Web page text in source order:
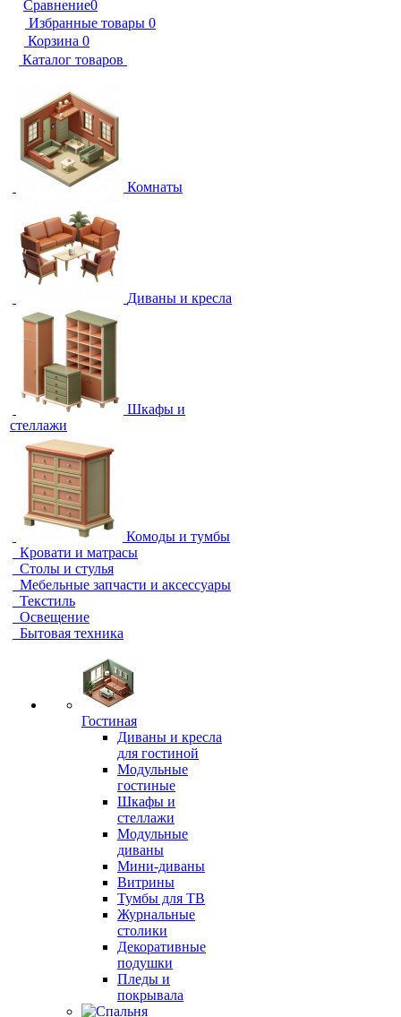
Сравнение0
Избранные товары 0
Корзина 0
Каталог товаров
Комнаты
Диваны и кресла
Шкафы и
стеллажи
Комоды и тумбы
Кровати и матрасы
Столы и стулья
Мебельные запчасти и аксессуары
Текстиль
Освещение
Бытовая техника
Гостиная
Диваны и кресла
для гостиной
Модульные
гостиные
Шкафы и
стеллажи
Модульные
диваны
Мини-диваны
Витрины
Тумбы для ТВ
Журнальные
столики
Декоративные
подушки
Пледы и
покрывала